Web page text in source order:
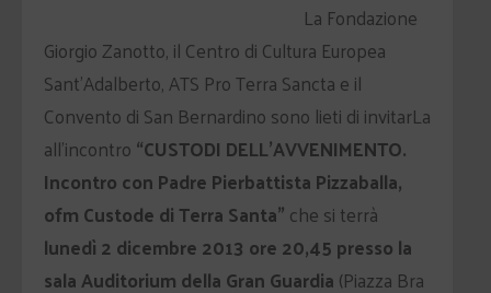
La Fondazione
Giorgio Zanotto, il Centro di Cultura Europea
Sant’Adalberto, ATS Pro Terra Sancta e il
Convento di San Bernardino sono lieti di invitarLa
all’incontro “CUSTODI DELL’AVVENIMENTO.
Incontro con Padre Pierbattista Pizzaballa,
ofm Custode di Terra Santa” che si terrà
lunedì 2 dicembre 2013 ore 20,45 presso la
sala Auditorium della Gran Guardia (Piazza Bra